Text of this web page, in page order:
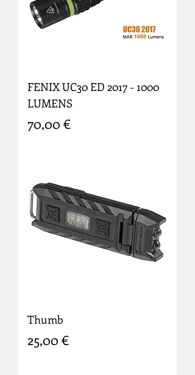
FENIX UC30 ED 2017 - 1000
LUMENS
Prix
70,00 €
Thumb
Prix
25,00 €